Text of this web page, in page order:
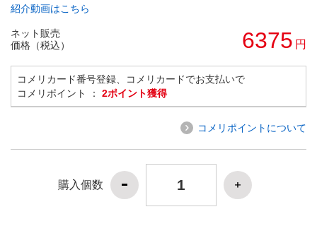
紹介動画はこちら
ネット販売
価格（税込）
6375 円
コメリカード番号登録、コメリカードでお支払いで
コメリポイント ： 2ポイント獲得
コメリポイントについて
購入個数